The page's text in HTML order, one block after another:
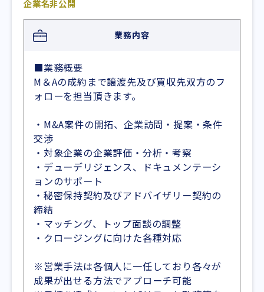
企業名非公開
業務内容
■業務概要
M＆Aの成約まで譲渡先及び買収先双方のフ
ォローを担当頂きます。
・M&A案件の開拓、企業訪問・提案・条件
交渉
・対象企業の企業評価・分析・考察
・デューデリジェンス、ドキュメンテーシ
ョンのサポート
・秘密保持契約及びアドバイザリー契約の
締結
・マッチング、トップ面談の調整
・クロージングに向けた各種対応
※営業手法は各個人に一任しており各々が
成果が出せる方法でアプローチ可能